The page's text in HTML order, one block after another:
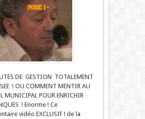
DE GESTION TOTALEMENT
! OU COMMENT MENTIR AU
MUNICIPAL POUR ENRICHIR
! Enorme ! Ce
vidéo EXCLUSIF ! de la